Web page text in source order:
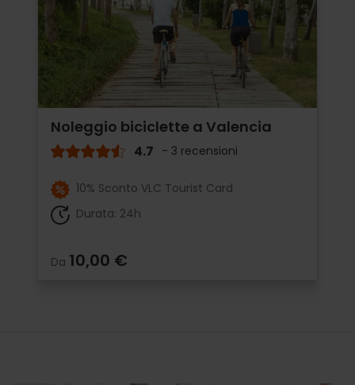
Noleggio biciclette a Valencia
4.7 - 3 recensioni
10% Sconto VLC Tourist Card
Durata: 24h
Da 10,00 €